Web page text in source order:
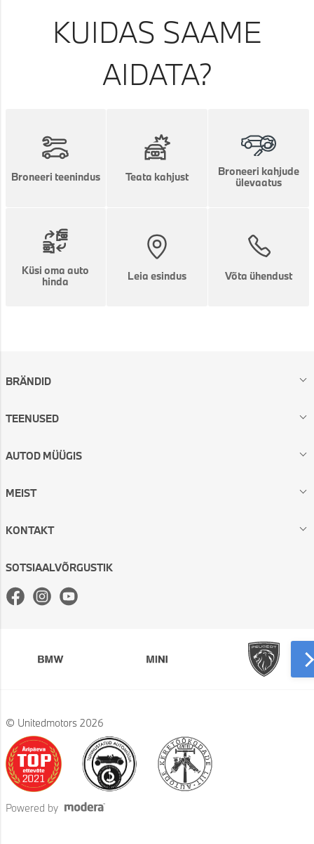
KUIDAS SAAME
AIDATA?
Broneeri teenindus Teata kahjust
Broneeri kahjude
ülevaatus
Küsi oma auto
hinda
Leia esindus Võta ühendust
BRÄNDID
TEENUSED
AUTOD MÜÜGIS
MEIST
KONTAKT
SOTSIAALVÕRGUSTIK
Facebook
Instagram
© Unitedmotors 2026
Powered by